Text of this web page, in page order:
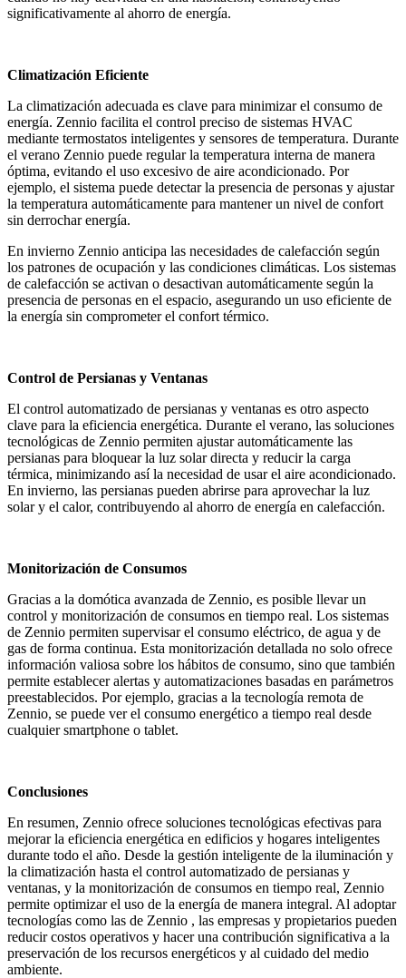
significativamente al ahorro de energía.
Climatización Eficiente
La climatización adecuada es clave para minimizar el consumo de
energía. Zennio facilita el control preciso de sistemas HVAC
mediante termostatos inteligentes y sensores de temperatura. Durante
el verano Zennio puede regular la temperatura interna de manera
óptima, evitando el uso excesivo de aire acondicionado. Por
ejemplo, el sistema puede detectar la presencia de personas y ajustar
la temperatura automáticamente para mantener un nivel de confort
sin derrochar energía.
En invierno Zennio anticipa las necesidades de calefacción según
los patrones de ocupación y las condiciones climáticas. Los sistemas
de calefacción se activan o desactivan automáticamente según la
presencia de personas en el espacio, asegurando un uso eficiente de
la energía sin comprometer el confort térmico.
Control de Persianas y Ventanas
El control automatizado de persianas y ventanas es otro aspecto
clave para la eficiencia energética. Durante el verano, las soluciones
tecnológicas de Zennio permiten ajustar automáticamente las
persianas para bloquear la luz solar directa y reducir la carga
térmica, minimizando así la necesidad de usar el aire acondicionado.
En invierno, las persianas pueden abrirse para aprovechar la luz
solar y el calor, contribuyendo al ahorro de energía en calefacción.
Monitorización de Consumos
Gracias a la domótica avanzada de Zennio, es posible llevar un
control y monitorización de consumos en tiempo real. Los sistemas
de Zennio permiten supervisar el consumo eléctrico, de agua y de
gas de forma continua. Esta monitorización detallada no solo ofrece
información valiosa sobre los hábitos de consumo, sino que también
permite establecer alertas y automatizaciones basadas en parámetros
preestablecidos. Por ejemplo, gracias a la tecnología remota de
Zennio, se puede ver el consumo energético a tiempo real desde
cualquier smartphone o tablet.
Conclusiones
En resumen, Zennio ofrece soluciones tecnológicas efectivas para
mejorar la eficiencia energética en edificios y hogares inteligentes
durante todo el año. Desde la gestión inteligente de la iluminación y
la climatización hasta el control automatizado de persianas y
ventanas, y la monitorización de consumos en tiempo real, Zennio
permite optimizar el uso de la energía de manera integral. Al adoptar
tecnologías como las de Zennio , las empresas y propietarios pueden
reducir costos operativos y hacer una contribución significativa a la
preservación de los recursos energéticos y al cuidado del medio
ambiente.